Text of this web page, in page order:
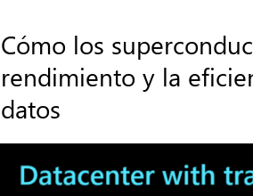
Cómo los
rendimiento y la
datos